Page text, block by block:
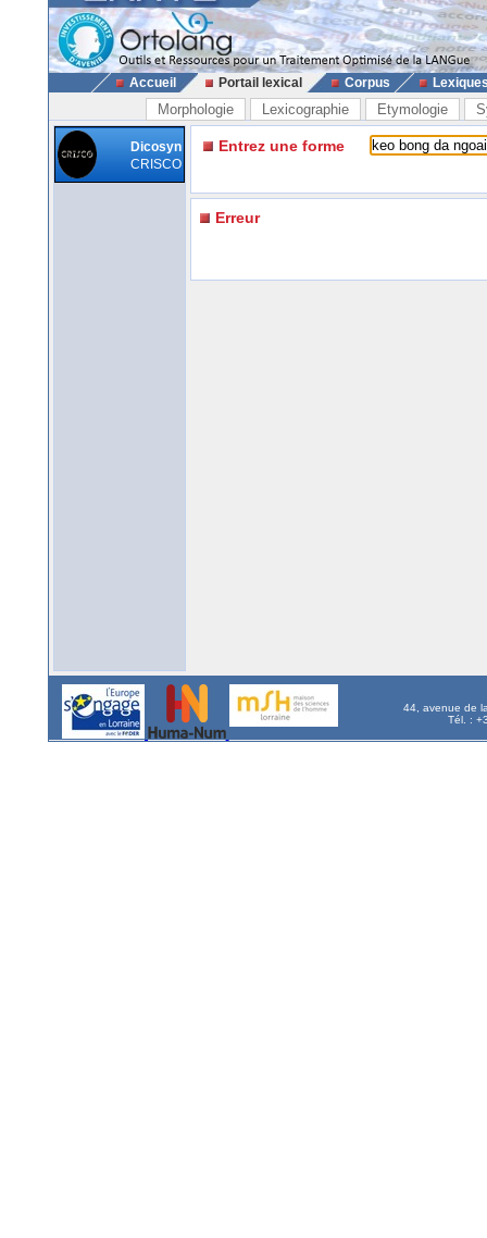
Accueil Portail lexical Corpus
Morphologie Lexicographie Etymologie
Dicosyn
CRISCO
Entrez une forme
Erreur
44, avenue de
Tél. :